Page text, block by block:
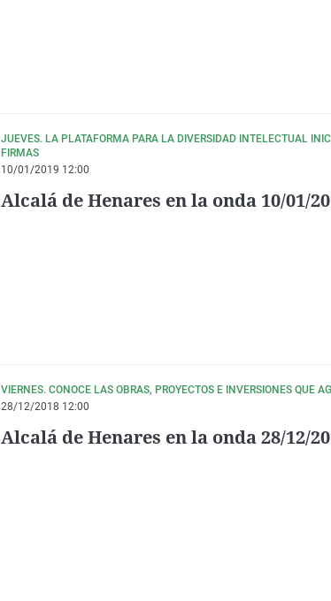
JUEVES. LA PLATAFORMA PARA LA DIVERSIDAD INTELECTUAL
FIRMAS
10/01/2019 12:00
Alcalá de Henares en la onda 10/01/
VIERNES. CONOCE LAS OBRAS, PROYECTOS E INVERSIONES QUE
28/12/2018 12:00
Alcalá de Henares en la onda 28/12/